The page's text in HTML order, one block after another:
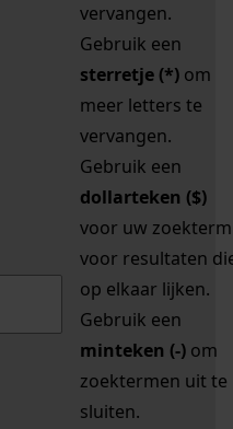
vervangen.
Gebruik een
sterretje (*) om
meer letters te
vervangen.
Gebruik een
dollarteken ($)
voor uw zoekterm
voor resultaten
op elkaar lijken.
Gebruik een
minteken (-) om
zoektermen uit te
sluiten.